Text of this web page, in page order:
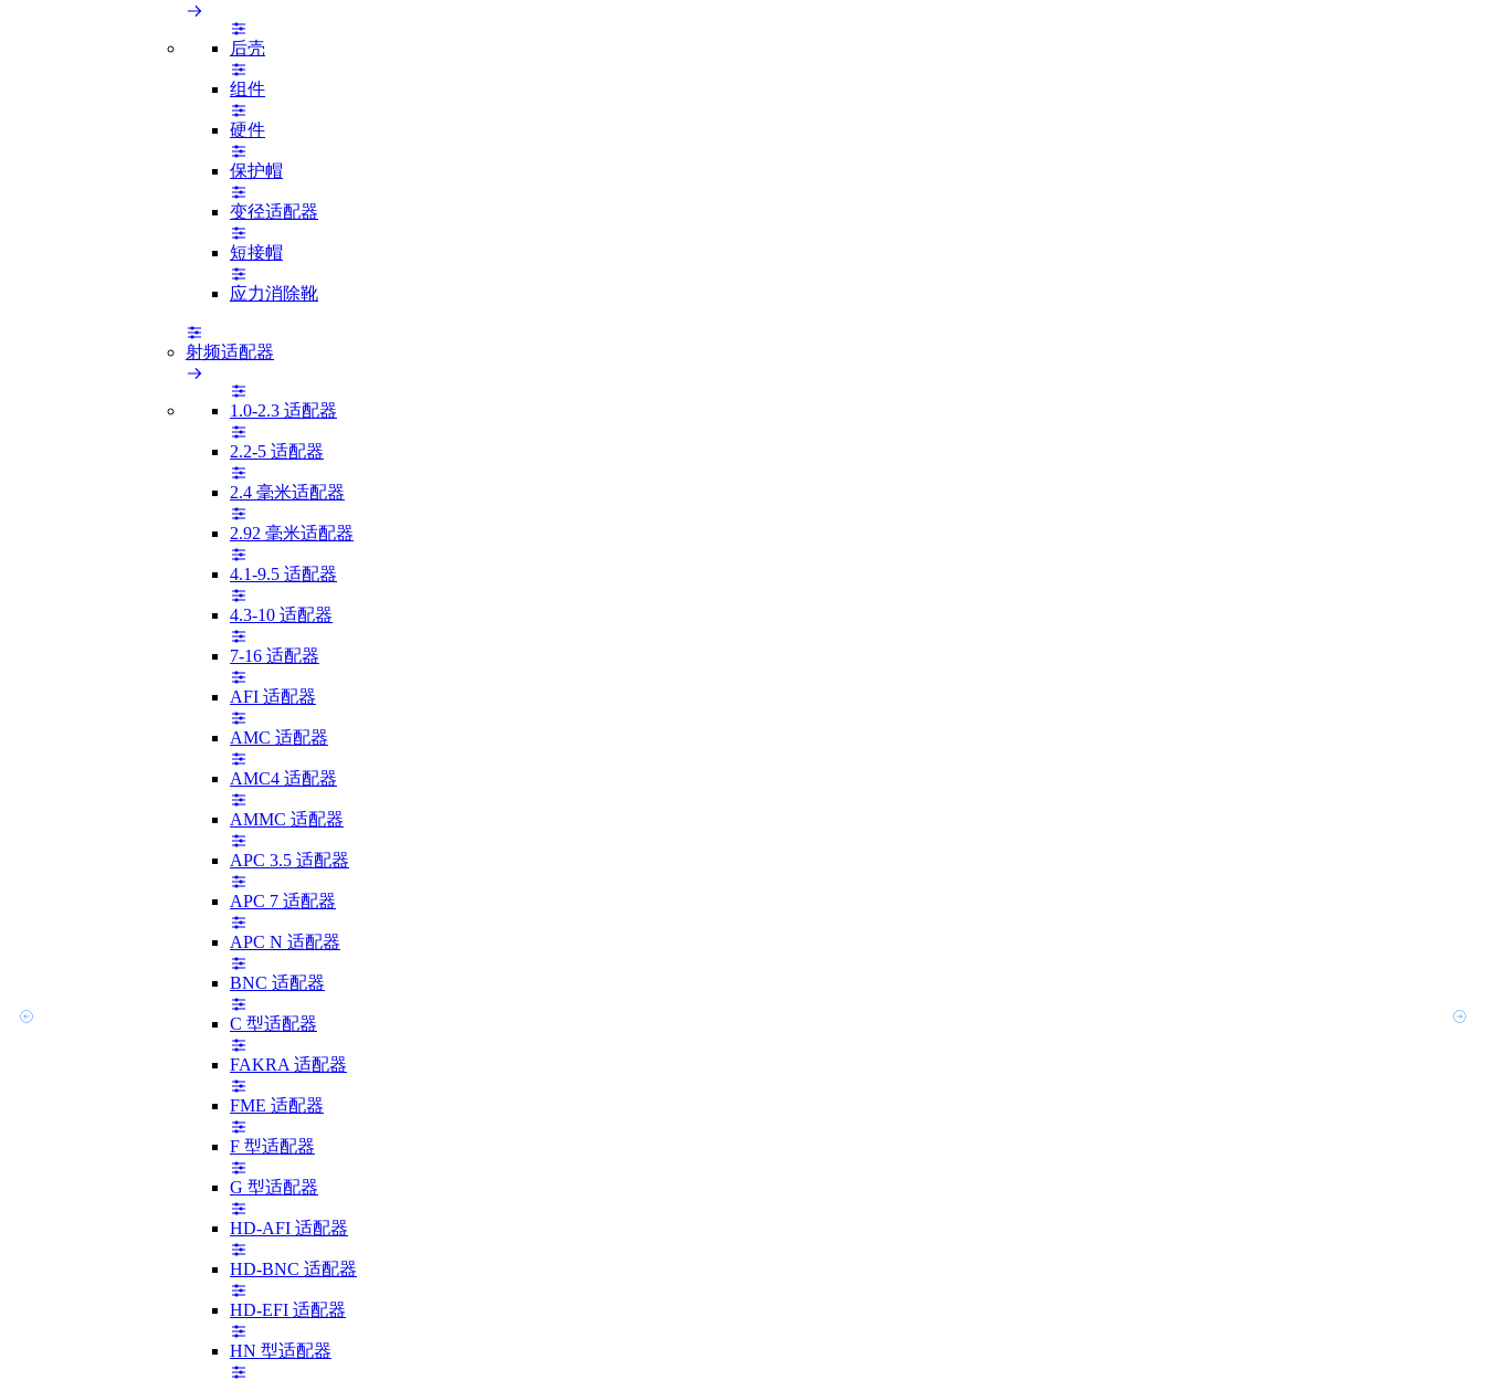
后壳
组件
硬件
保护帽
变径适配器
短接帽
应力消除靴
射频适配器
1.0-2.3 适配器
2.2-5 适配器
2.4 毫米适配器
2.92 毫米适配器
4.1-9.5 适配器
4.3-10 适配器
7-16 适配器
AFI 适配器
AMC 适配器
AMC4 适配器
AMMC 适配器
APC 3.5 适配器
APC 7 适配器
APC N 适配器
BNC 适配器
C 型适配器
FAKRA 适配器
FME 适配器
F 型适配器
G 型适配器
HD-AFI 适配器
HD-BNC 适配器
HD-EFI 适配器
HN 型适配器